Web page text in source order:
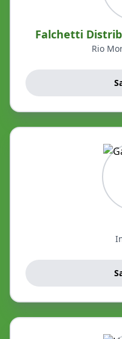
Falchetti
Rio